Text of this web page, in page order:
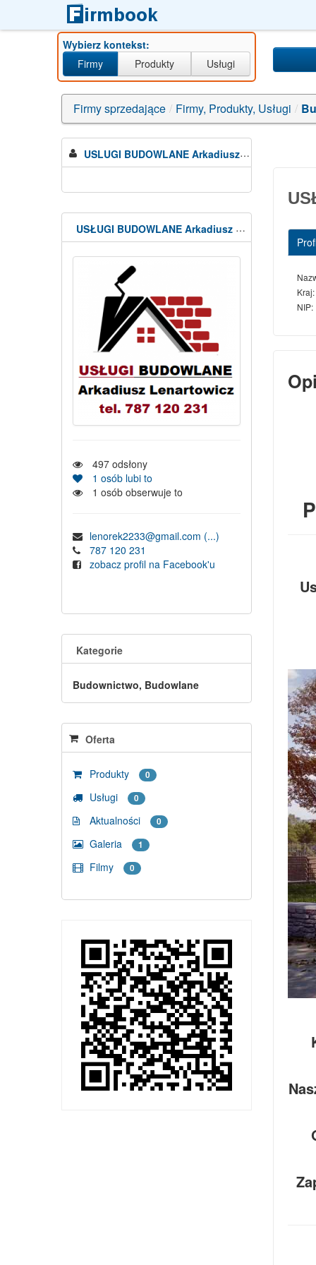
Wybierz kontekst:
Firmy
Produkty Usługi
Firmy sprzedające / Firmy, Produkty, Usługi /
USLUGI BUDOWLANE Arkadiusz Lenartowicz
USŁUGI BUDOWLANE Arkadiusz Lenartowicz
497 odsłony
1 osób lubi to
1 osób obserwuje to
lenorek2233@gmail.com (...)
787 120 231
zobacz profil na Facebook'u
Kategorie
Budownictwo, Budowlane
Oferta
Produkty 0
Usługi 0
Aktualności 0
Galeria 1
Filmy 0
Kraj:
NIP: